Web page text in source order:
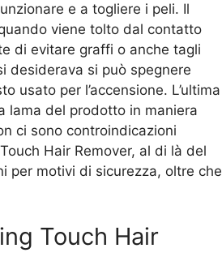
e a togliere i peli. Il
viene tolto dal contatto
di evitare graffi o anche tagli
desiderava si può spegnere
usato per l’accensione. L’ultima
lama del prodotto in maniera
ci sono controindicazioni
Hair Remover, al di là del
per motivi di sicurezza, oltre che
Touch Hair